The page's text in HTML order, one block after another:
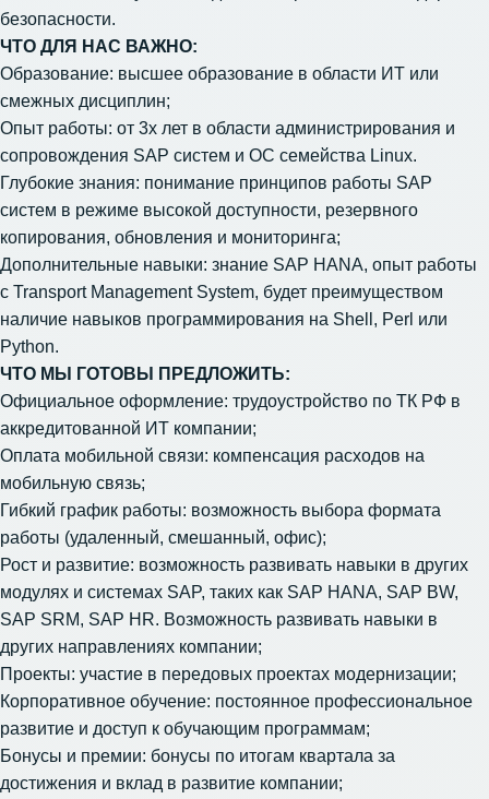
безопасности.
ЧТО ДЛЯ НАС ВАЖНО:
Образование: высшее образование в области ИТ или
смежных дисциплин;
Опыт работы: от 3х лет в области администрирования и
сопровождения SAP систем и ОС семейства Linux.
Глубокие знания: понимание принципов работы SAP
систем в режиме высокой доступности, резервного
копирования, обновления и мониторинга;
Дополнительные навыки: знание SAP HANA, опыт работы
с Transport Management System, будет преимуществом
наличие навыков программирования на Shell, Perl или
Python.
ЧТО МЫ ГОТОВЫ ПРЕДЛОЖИТЬ:
Официальное оформление: трудоустройство по ТК РФ в
аккредитованной ИТ компании;
Оплата мобильной связи: компенсация расходов на
мобильную связь;
Гибкий график работы: возможность выбора формата
работы (удаленный, смешанный, офис);
Рост и развитие: возможность развивать навыки в других
модулях и системах SAP, таких как SAP HANA, SAP BW,
SAP SRM, SAP HR. Возможность развивать навыки в
других направлениях компании;
Проекты: участие в передовых проектах модернизации;
Корпоративное обучение: постоянное профессиональное
развитие и доступ к обучающим программам;
Бонусы и премии: бонусы по итогам квартала за
достижения и вклад в развитие компании;